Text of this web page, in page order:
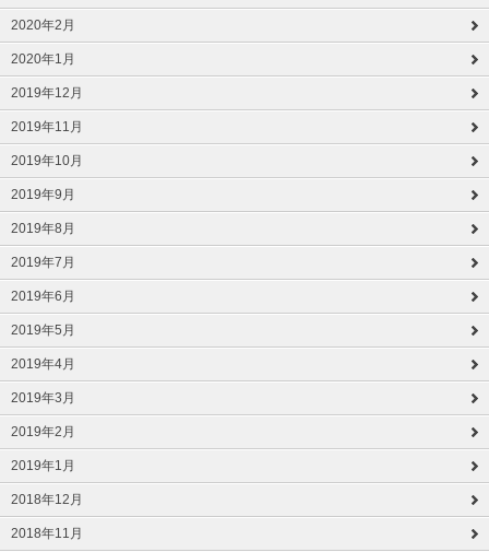
2020年2月
2020年1月
2019年12月
2019年11月
2019年10月
2019年9月
2019年8月
2019年7月
2019年6月
2019年5月
2019年4月
2019年3月
2019年2月
2019年1月
2018年12月
2018年11月